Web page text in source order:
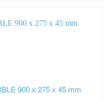
900 x 275 x 45 mm